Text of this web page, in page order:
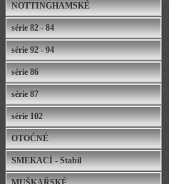
NOTTINGHAMSKÉ
série 82 - 84
série 92 - 94
série 86
série 87
série 102
OTOČNÉ
SMEKACÍ - Stabil